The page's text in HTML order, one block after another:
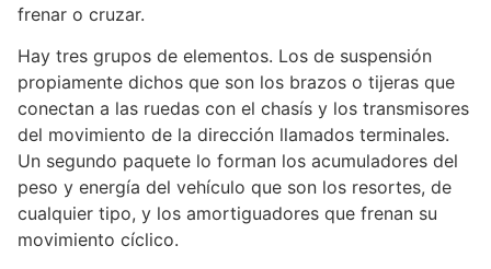
frenar o cruzar.
Hay tres grupos de elementos. Los de suspensión
propiamente dichos que son los brazos o tijeras que
conectan a las ruedas con el chasís y los transmisores
del movimiento de la dirección llamados terminales.
Un segundo paquete lo forman los acumuladores del
peso y energía del vehículo que son los resortes, de
cualquier tipo, y los amortiguadores que frenan su
movimiento cíclico.